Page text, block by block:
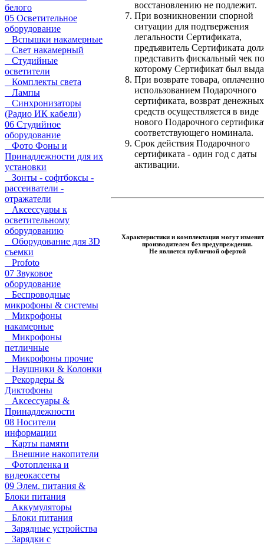
белого
05 Осветительное
оборудование
Вспышки накамерные
Свет накамерный
Студийные
осветители
Комплекты света
Лампы
Синхронизаторы
(Радио ИК кабели)
06 Студийное
оборудование
Фото Фоны и
Принадлежности для их
установки
Зонты - софтбоксы -
рассеиватели -
отражатели
Аксессуары к
осветительному
оборудованию
Оборудование для 3D
съемки
Profoto
07 Звуковое
оборудование
Беспроводные
микрофоны & системы
Микрофоны
накамерные
Микрофоны
петличные
Микрофоны прочие
Наушники & Колонки
Рекордеры &
Диктофоны
Аксессуары &
Принадлежности
08 Носители
информации
Карты памяти
Внешние накопители
Фотопленка и
видеокассеты
09 Элем. питания &
Блоки питания
Аккумуляторы
Блоки питания
Зарядные устройства
Зарядки с
восстановлению не подлежит.
При возникновении спорной
ситуации для подтвержения
легальности Сертификата,
предъявитель Сертификата
представить фискальный чек по
которому Сертификат был
При возврате товара,
использованием Подарочного
сертификата, возврат денежных
средств осуществляется в виде
нового Подарочного
соответствующего номинала.
Срок действия Подарочного
сертификата - один год с даты
активации.
Характеристики и комплектация могут
производителем без предупреждения.
Не является публичной офертой